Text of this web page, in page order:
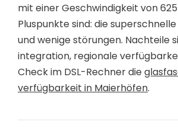
mit einer Geschwindigkeit von
Pluspunkte sind: die
und wenige störungen. Nachteile
integration, regionale
Check im DSL-Rechner die
verfügbarkeit in Maierhöfen.